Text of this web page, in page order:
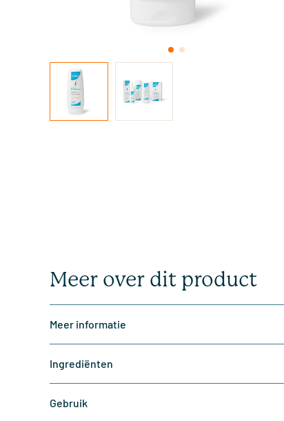
Meer over dit product
Meer informatie
Ingrediënten
Gebruik